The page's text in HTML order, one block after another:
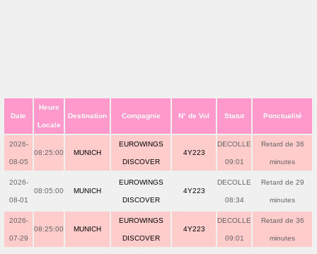
Date
Heure
Locale
Destination Compagnie N° de Vol Statut Ponctualité
2026-
08-05
08:25:00 MUNICH
EUROWINGS
DISCOVER
4Y223
DECOLLE
09:01
Retard de 36
minutes
2026-
08-01
08:05:00 MUNICH
EUROWINGS
DISCOVER
4Y223
DECOLLE
08:34
Retard de 29
minutes
2026-
07-29
08:25:00 MUNICH
EUROWINGS
DISCOVER
4Y223
DECOLLE
09:01
Retard de 36
minutes